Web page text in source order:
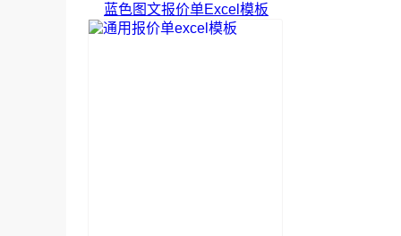
蓝色图文报价单Excel模板